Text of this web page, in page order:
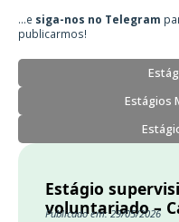
...e siga-nos no Telegram
publicarmos!
Estágios
Estágio
voluntariado –
Publicado em: 29/05/2026